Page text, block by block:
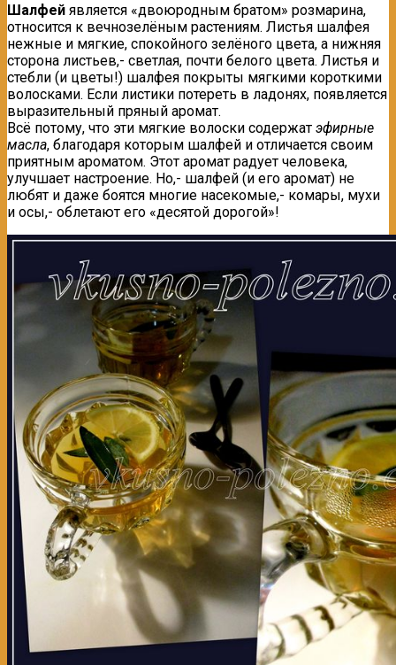
Шалфей является «двоюродным братом» розмарина,
относится к вечнозелёным растениям. Листья шалфея
нежные и мягкие, спокойного зелёного цвета, а нижняя
сторона листьев,- светлая, почти белого цвета. Листья и
стебли (и цветы!) шалфея покрыты мягкими короткими
волосками. Если листики потереть в ладонях, появляется
выразительный пряный аромат.
Всё потому, что эти мягкие волоски содержат эфирные
масла, благодаря которым шалфей и отличается своим
приятным ароматом. Этот аромат радует человека,
улучшает настроение. Но,- шалфей (и его аромат) не
любят и даже боятся многие насекомые,- комары, мухи
и осы,- облетают его «десятой дорогой»!